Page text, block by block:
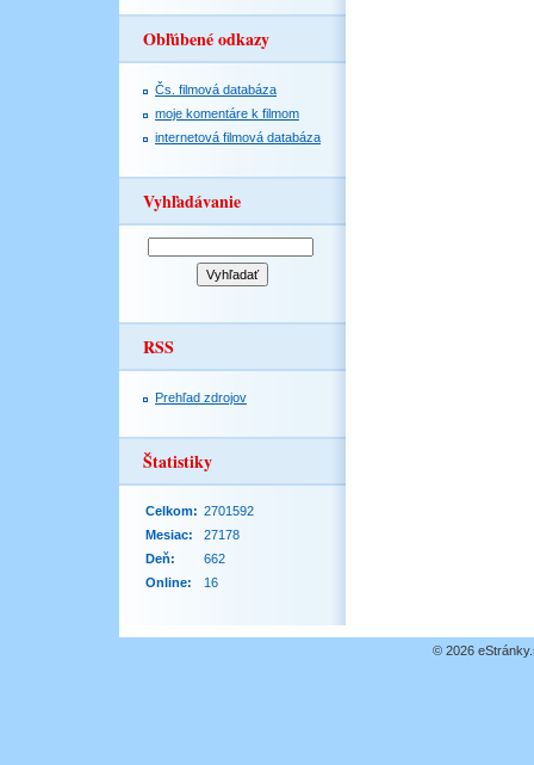
Obľúbené odkazy
Čs. filmová databáza
moje komentáre k filmom
internetová filmová databáza
Vyhľadávanie
RSS
Prehľad zdrojov
Štatistiky
Online: 16
Celkom: 2701592
Mesiac:
27178
Deň:
662
© 2026